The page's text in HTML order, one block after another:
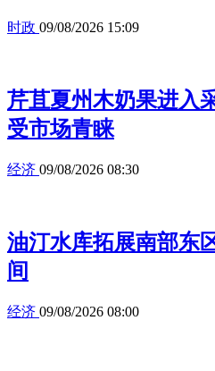
时政 09/08/2026 15:09
芹苴夏州木奶果进入
受市场青睐
经济 09/08/2026 08:30
油汀水库拓展南部东
间
经济 09/08/2026 08:00